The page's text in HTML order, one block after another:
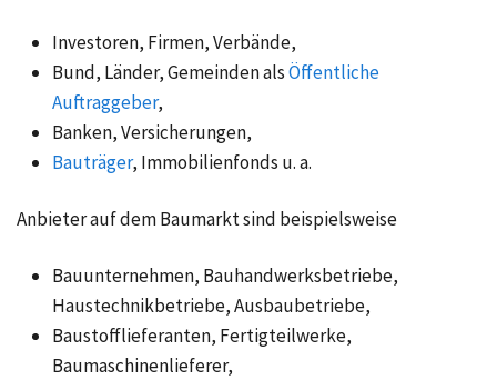
Investoren, Firmen, Verbände,
Bund, Länder, Gemeinden alsÖffentliche
Auftraggeber,
Banken, Versicherungen,
Bauträger, Immobilienfonds u. a.
Anbieter auf dem Baumarkt sind beispielsweise
Bauunternehmen, Bauhandwerksbetriebe,
Haustechnikbetriebe, Ausbaubetriebe,
Baustofflieferanten, Fertigteilwerke,
Baumaschinenlieferer,